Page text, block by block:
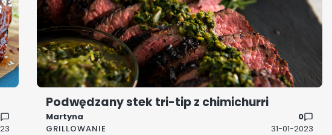
GRILLOWANIE 31-01-2023
Podwędzany stek tri-tip z chimichurri
Martyna 0